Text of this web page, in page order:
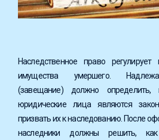
Наследственное право регулирует
имущества умершего.
(завещание) должно определить,
юридические лица являются
призвать их к наследованию. После
наследники должны решить,